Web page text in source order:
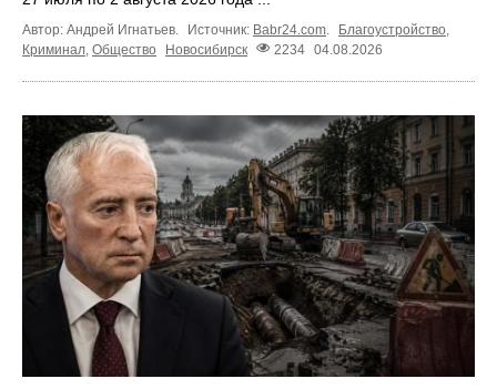
Автор: Андрей Игнатьев. Источник: Babr24.com. Благоустройство,
Криминал Общество Новосибирск 2234 04.08.2026